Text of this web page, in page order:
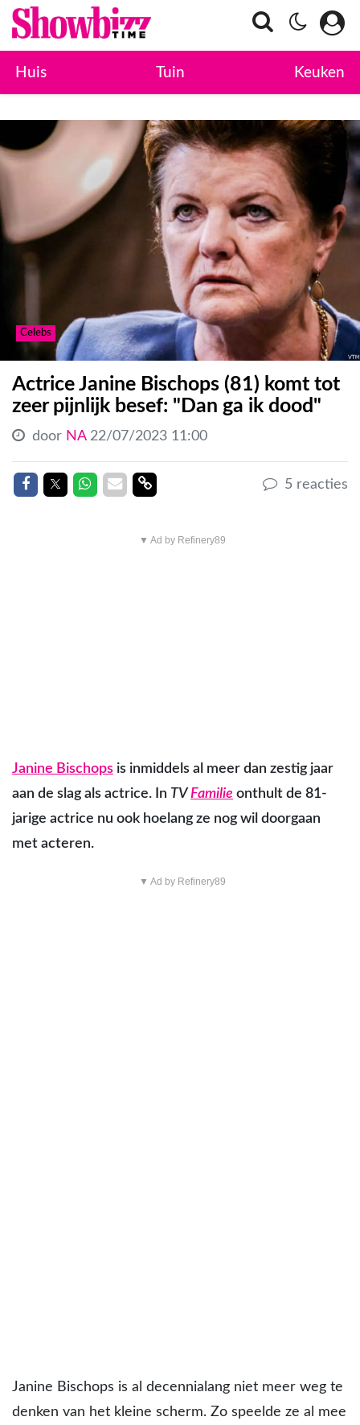
Huis Tuin Keuken
Celebs
Actrice Janine Bischops (81) komt tot
zeer pijnlijk besef: "Dan ga ik dood"
door NA 22/07/2023 11:00
Delen op Facebook
Delen op Twitter
Delen op Whatsapp
Delen via Mail
Delen link 5 reacties
▼ Ad by Refinery89
Janine Bischops is inmiddels al meer dan zestig jaar
aan de slag als actrice. In TVFamilie onthult de 81-
jarige actrice nu ook hoelang ze nog wil doorgaan
met acteren.
▼ Ad by Refinery89
Janine Bischops is al decennialang niet meer weg te
denken van het kleine scherm. Zo speelde ze al mee